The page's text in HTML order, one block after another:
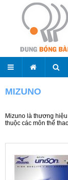
MIZUNO
Mizuno là thương
thuộc các môn thể